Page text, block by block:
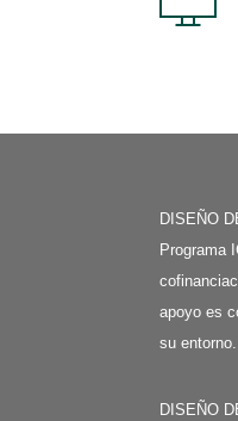
DISEÑO
Programa
apoyo es
su entorno.
DISEÑO